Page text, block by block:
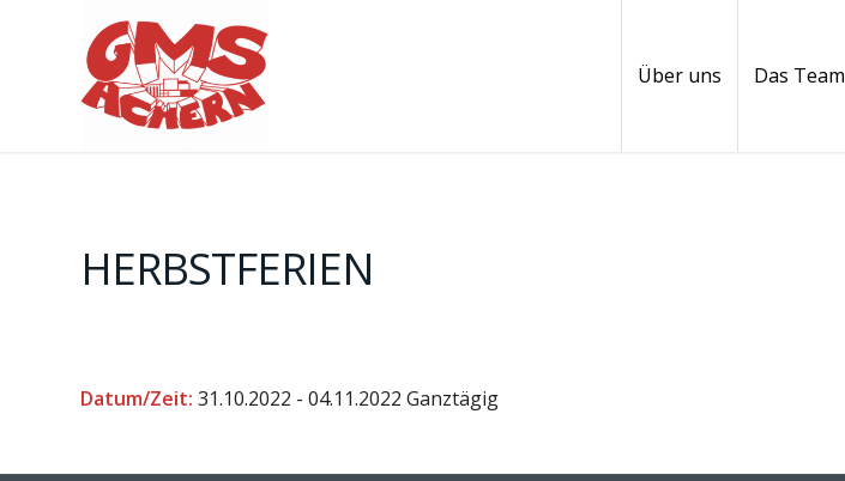
Über uns Das Team
HERBSTFERIEN
Datum/Zeit: 31.10.2022 - 04.11.2022 Ganztägig